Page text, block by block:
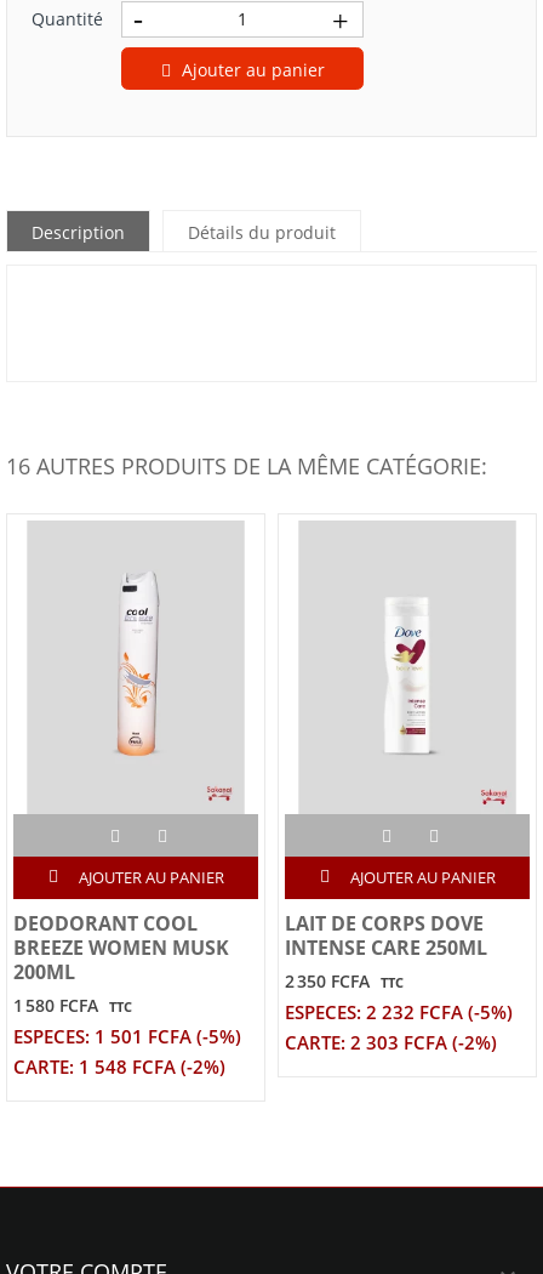
Quantité
Ajouter au panier
Description Détails du produit
16 AUTRES PRODUITS DE LA MÊME CATÉGORIE:
AJOUTER AU PANIER
DEODORANT COOL
BREEZE WOMEN MUSK
200ML
1 580 FCFA TTC
ESPECES: 1 501 FCFA (-5%)
CARTE: 1 548 FCFA (-2%)
AJOUTER AU PANIER
LAIT DE CORPS DOVE
INTENSE CARE 250ML
2 350 FCFA TTC
ESPECES: 2 232 FCFA (-5%)
CARTE: 2 303 FCFA (-2%)